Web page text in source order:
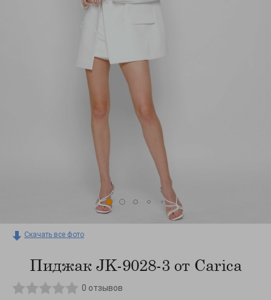
Скачать все фото
Пиджак JK-9028-3 от Carica
0 отзывов